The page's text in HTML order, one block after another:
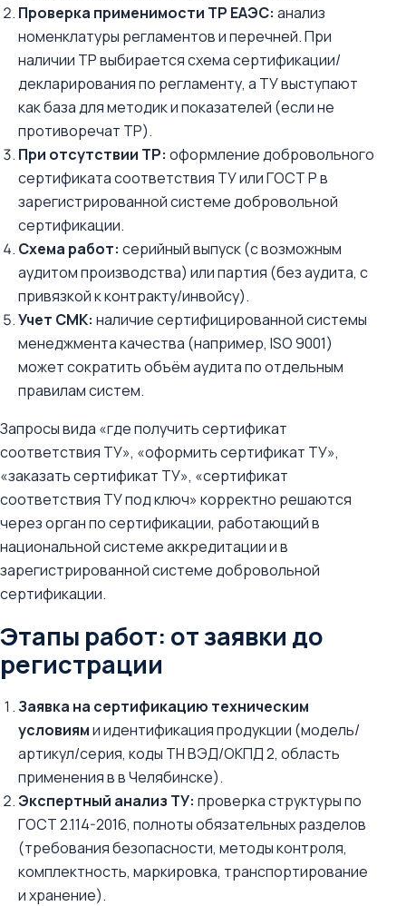
Проверка применимости ТР ЕАЭС: анализ
номенклатуры регламентов и перечней. При
наличии ТР выбирается схема сертификации/
декларирования по регламенту, а ТУ выступают
как база для методик и показателей (если не
противоречат ТР).
При отсутствии ТР: оформление добровольного
сертификата соответствия ТУ или ГОСТ Р в
зарегистрированной системе добровольной
сертификации.
Схема работ: серийный выпуск (с возможным
аудитом производства) или партия (без аудита, с
привязкой к контракту/инвойсу).
Учет СМК: наличие сертифицированной системы
менеджмента качества (например, ISO 9001)
может сократить объём аудита по отдельным
правилам систем.
Запросы вида «где получить сертификат
соответствия ТУ», «оформить сертификат ТУ»,
«заказать сертификат ТУ», «сертификат
соответствия ТУ под ключ» корректно решаются
через орган по сертификации, работающий в
национальной системе аккредитации и в
зарегистрированной системе добровольной
сертификации.
Этапы работ: от заявки до
регистрации
Заявка на сертификацию техническим
условиями идентификация продукции (модель/
артикул/серия, коды ТН ВЭД/ОКПД 2, область
применения в в Челябинске).
Экспертный анализ ТУ: проверка структуры по
ГОСТ 2.114-2016, полноты обязательных разделов
(требования безопасности, методы контроля,
комплектность, маркировка, транспортирование
и хранение).